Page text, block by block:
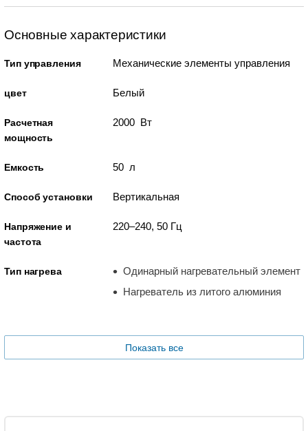
Основные характеристики
Тип управления Механические элементы управления
цвет Белый
Расчетная
мощность
2000 Вт
Емкость 50 л
Способ установки Вертикальная
Напряжение и
частота
220–240, 50 Гц
Тип нагрева
Одинарный нагревательный элемент
Нагреватель из литого алюминия
Показать все